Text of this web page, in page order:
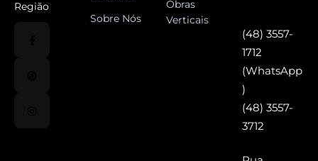
Região
Sobre Nós
Obras
Verticais
(48) 3557-
1712
(WhatsApp
)
(48) 3557-
3712